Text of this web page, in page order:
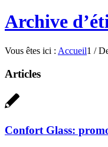
Archive
Vous êtes ici : Accueil1 /
Articles
Confort Glass: